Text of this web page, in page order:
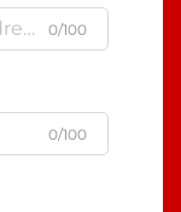
0/100
0/100